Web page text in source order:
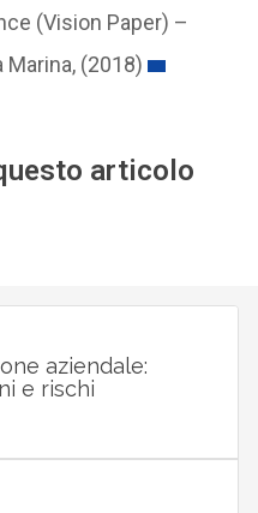
(Vision Paper) –
Marina, (2018)
articolo
aziendale:
e rischi